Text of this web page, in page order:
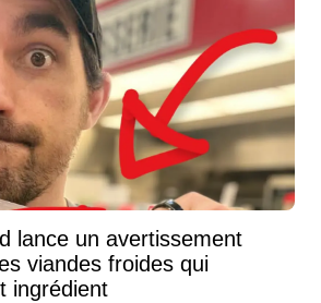
lance un avertissement
viandes froides qui
ingrédient